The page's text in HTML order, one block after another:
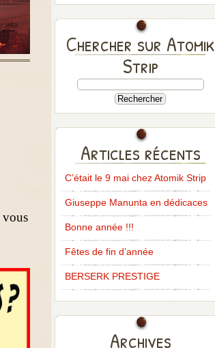
vous
Chercher sur Atomik
Strip
Articles récents
C’était le 9 mai chez Atomik Strip
Giuseppe Manunta en dédicaces
Bonne année !!!
Fêtes de fin d’année
BERSERK PRESTIGE
Archives